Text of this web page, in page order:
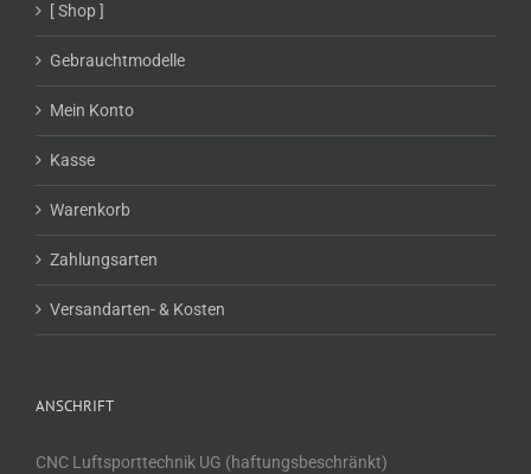
[ Shop ]
Gebrauchtmodelle
Mein Konto
Kasse
Warenkorb
Zahlungsarten
Versandarten- & Kosten
ANSCHRIFT
CNC Luftsporttechnik UG (haftungsbeschränkt)